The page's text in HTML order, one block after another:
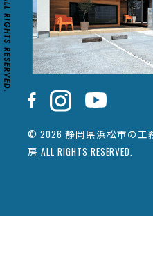
© 2026 静岡県浜松市の工
房 ALL RIGHTS RESERVED.